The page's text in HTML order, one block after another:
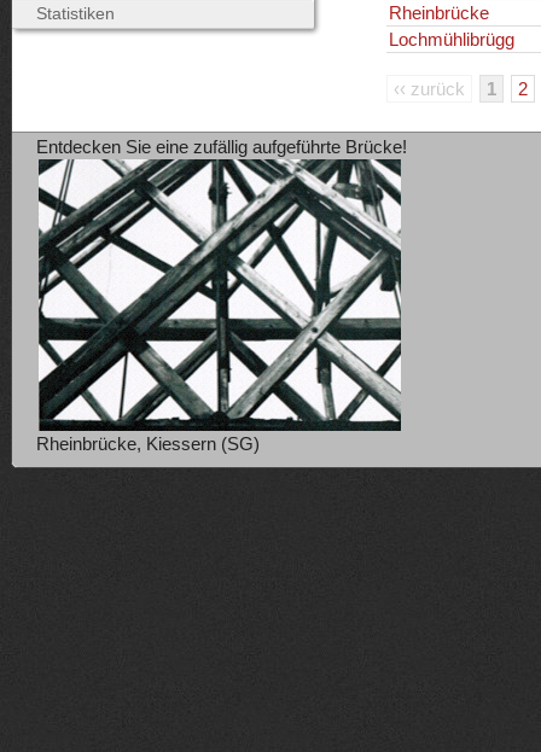
Rheinbrücke
Lochmühlibrügg
‹‹ zurück 1 2
Statistiken
Entdecken Sie eine zufällig aufgeführte Brücke!
Rheinbrücke, Kiessern (SG)